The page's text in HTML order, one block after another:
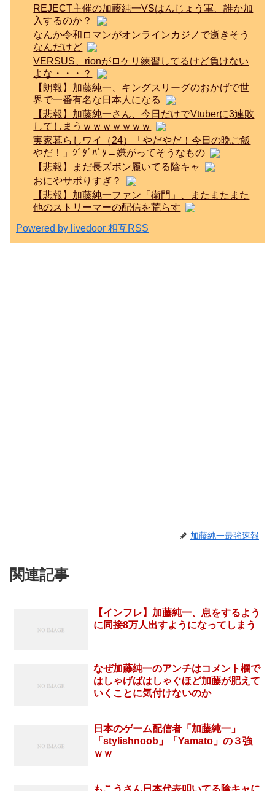
REJECT主催の加藤純一VSはんじょう軍、誰か加
入するのか？
なんか令和ロマンがオンラインカジノで逝きそう
なんだけど
VERSUS、rionがロケリ練習してるけど負けない
よな・・・？
【朗報】加藤純一、キングスリーグのおかげで世
界で一番有名な日本人になる
【悲報】加藤純一さん、今日だけでVtuberに3連敗
してしまうｗｗｗｗｗｗｗ
実家暮らしワイ（24）「やだやだ！今日の晩ご飯
やだ！」ｼﾞﾀﾞﾊﾞﾀ←嫌がってそうなもの
【悲報】まだ長ズボン履いてる陰キャ
おにやサボりすぎ？
【悲報】加藤純一ファン「衛門」、またまたまた
他のストリーマーの配信を荒らす
Powered by livedoor 相互RSS
加藤純一最強速報
関連記事
【インフレ】加藤純一、息をするよう
に同接8万人出すようになってしまう
なぜ加藤純一のアンチはコメント欄で
はしゃげばはしゃぐほど加藤が肥えて
いくことに気付けないのか
日本のゲーム配信者「加藤純一」
「stylishnoob」「Yamato」の３強
ｗｗ
もこうさん日本代表叩いてる陰キャに